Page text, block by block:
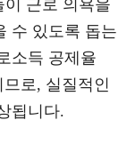
근로 의욕을
수 있도록 돕는
소득 공제율
로, 실질적인
됩니다.